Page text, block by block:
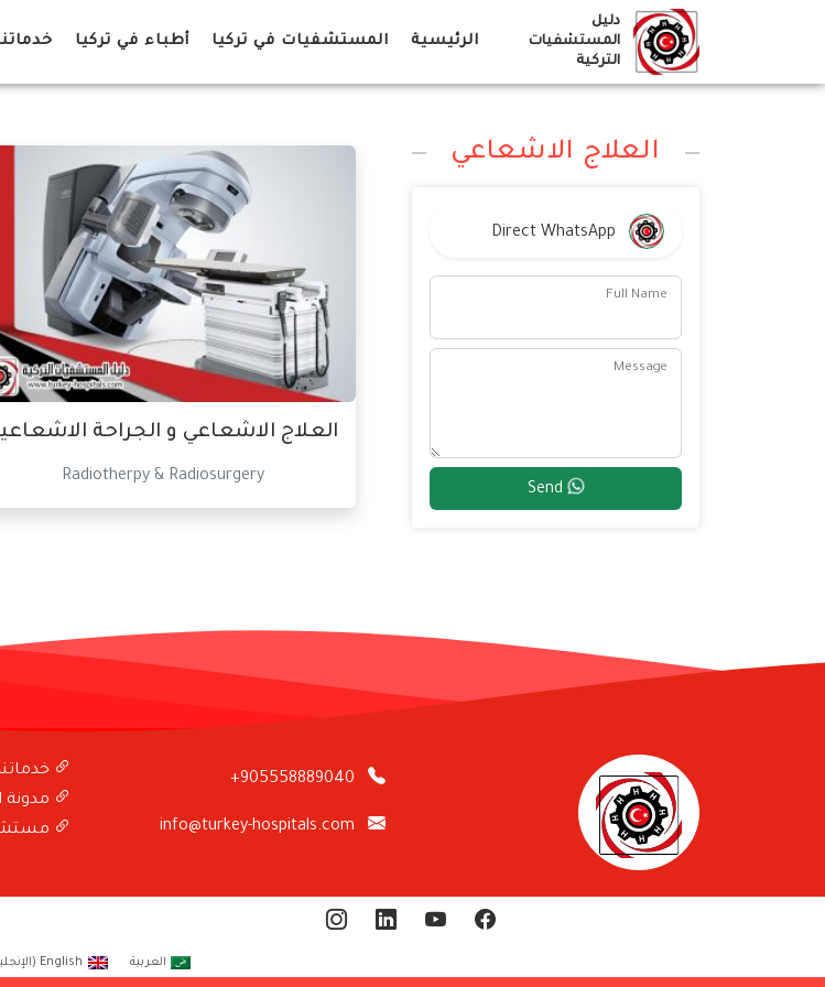
دليل
المستشفيات
التركية
الرئيسية المستشفيات في تركيا أطباء في تركيا
العلاج الاشعاعي
Full Name
Message
العلاج الاشعاعي و الجراحة
Radiotherpy & Radiosurgery
+905558889040
info@turkey-hospitals.com
خدماتنا
مدونة
العربية English
(